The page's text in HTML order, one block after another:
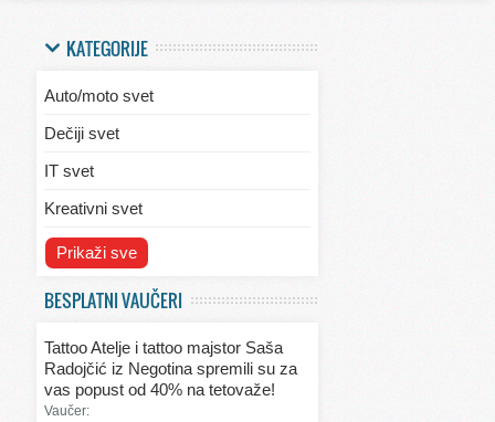
KATEGORIJE
Auto/moto svet
Dečiji svet
IT svet
Kreativni svet
Svet ekologije
Svet kulinarstva
Svet lepote
Prikaži sve
BESPLATNI VAUČERI
Tattoo Atelje i tattoo majstor Saša
Radojčić iz Negotina spremili su za
vas popust od 40% na tetovaže!
Vaučer: